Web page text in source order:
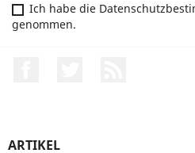
Ich habe die
genommen.
ARTIKEL